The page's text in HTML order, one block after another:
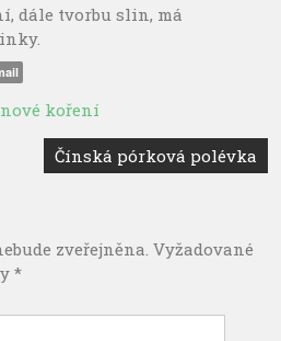
dále tvorbu slin, má
nové koření
Čínská pórková polévka
zveřejněna. Vyžadované
*